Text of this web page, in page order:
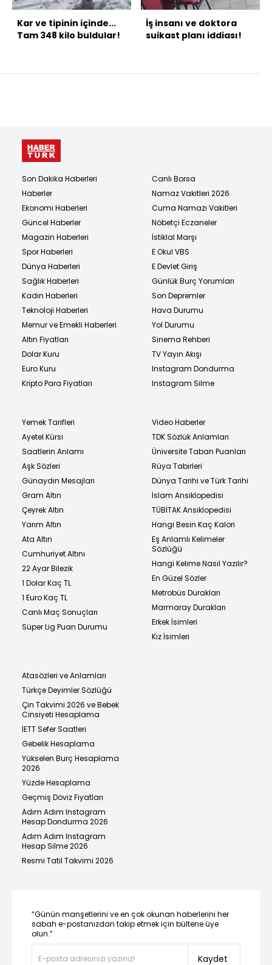
Kar ve tipinin içinde...
Tam 348 kilo buldular!
İş insanı ve doktora
suikast planı iddiası!
Son Dakika Haberleri
Haberler
Ekonomi Haberleri
Güncel Haberler
Magazin Haberleri
Spor Haberleri
Dünya Haberleri
Sağlık Haberleri
Kadın Haberleri
Teknoloji Haberleri
Memur ve Emekli Haberleri
Altın Fiyatları
Dolar Kuru
Euro Kuru
Kripto Para Fiyatları
Canlı Borsa
Namaz Vakitleri 2026
Cuma Namazı Vakitleri
Nöbetçi Eczaneler
İstiklal Marşı
E Okul VBS
E Devlet Giriş
Günlük Burç Yorumları
Son Depremler
Hava Durumu
Yol Durumu
Sinema Rehberi
TV Yayın Akışı
Instagram Dondurma
Instagram Silme
Yemek Tarifleri
Ayetel Kürsi
Saatlerin Anlamı
Aşk Sözleri
Günaydın Mesajları
Gram Altın
Çeyrek Altın
Yarım Altın
Ata Altın
Cumhuriyet Altını
22 Ayar Bilezik
1 Dolar Kaç TL
1 Euro Kaç TL
Canlı Maç Sonuçları
Süper Lig Puan Durumu
Video Haberler
TDK Sözlük Anlamları
Üniversite Taban Puanları
Rüya Tabirleri
Dünya Tarihi ve Türk Tarihi
İslam Ansiklopedisi
TÜBİTAK Ansiklopedisi
Hangi Besin Kaç Kalori
Eş Anlamlı Kelimeler
Sözlüğü
Hangi Kelime Nasıl Yazılır?
En Güzel Sözler
Metrobüs Durakları
Marmaray Durakları
Erkek İsimleri
Kız İsimleri
Atasözleri ve Anlamları
Türkçe Deyimler Sözlüğü
Çin Takvimi 2026 ve Bebek
Cinsiyeti Hesaplama
İETT Sefer Saatleri
Gebelik Hesaplama
Yükselen Burç Hesaplama
2026
Yüzde Hesaplama
Geçmiş Döviz Fiyatları
Adım Adım Instagram
Hesap Dondurma 2026
Adım Adım Instagram
Hesap Silme 2026
Resmi Tatil Takvimi 2026
“Günün manşetlerini ve en çok okunan haberlerini her
sabah e-postanızdan takip etmek için bültene üye
olun.”
Kaydet